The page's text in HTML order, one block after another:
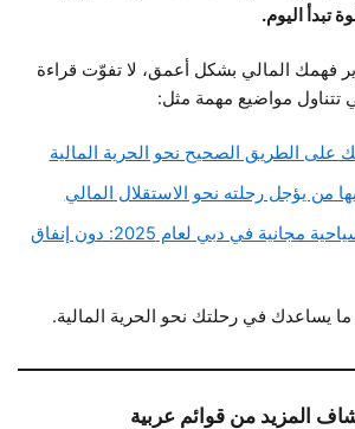
تبدأ اليوم.
فهمك المالي بشكل أعمق، لا تفوّت قراءة
تتناول مواضيع مهمة مثل:
أفضل 9 أماكن سياحية مجانية في دبي لعام 2025: دون إنفاق
ما يساعدك في رحلتك نحو الحرية المالية.
المزيد من قوائم عربية